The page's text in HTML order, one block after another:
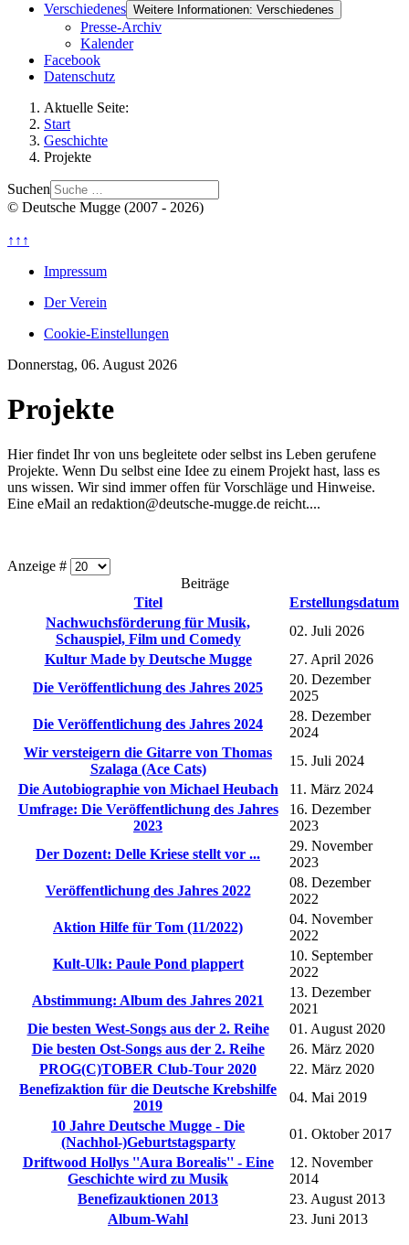
Verschiedenes Weitere Informationen: Verschiedenes
Presse-Archiv
Kalender
Facebook
Datenschutz
Aktuelle Seite:
Start
Geschichte
Projekte
Suchen
© Deutsche Mugge (2007 - 2026)
↑↑↑
Impressum
Der Verein
Cookie-Einstellungen
Donnerstag, 06. August 2026
Projekte
Hier findet Ihr von uns begleitete oder selbst ins Leben gerufene
Projekte. Wenn Du selbst eine Idee zu einem Projekt hast, lass es
uns wissen. Wir sind immer offen für Vorschläge und Hinweise.
Eine eMail an redaktion@deutsche-mugge.de reicht....
Anzeige #
Beiträge
Titel
Erstellungsdatum
Nachwuchsförderung für Musik,
Schauspiel, Film und Comedy
02. Juli 2026
Kultur Made by Deutsche Mugge
27. April 2026
Die Veröffentlichung des Jahres 2025
20. Dezember
2025
Die Veröffentlichung des Jahres 2024
28. Dezember
2024
Wir versteigern die Gitarre von Thomas
Szalaga (Ace Cats)
15. Juli 2024
Die Autobiographie von Michael Heubach
11. März 2024
Umfrage: Die Veröffentlichung des Jahres
2023
16. Dezember
2023
Der Dozent: Delle Kriese stellt vor ...
29. November
2023
Veröffentlichung des Jahres 2022
08. Dezember
2022
Aktion Hilfe für Tom (11/2022)
04. November
2022
Kult-Ulk: Paule Pond plappert
10. September
2022
Abstimmung: Album des Jahres 2021
13. Dezember
2021
Die besten West-Songs aus der 2. Reihe
01. August 2020
Die besten Ost-Songs aus der 2. Reihe
26. März 2020
PROG(C)TOBER Club-Tour 2020
22. März 2020
Benefizaktion für die Deutsche Krebshilfe
2019
04. Mai 2019
10 Jahre Deutsche Mugge - Die
(Nachhol-)Geburtstagsparty
01. Oktober 2017
Driftwood Hollys ''Aura Borealis'' - Eine
Geschichte wird zu Musik
12. November
2014
Benefizauktionen 2013
23. August 2013
Album-Wahl
23. Juni 2013